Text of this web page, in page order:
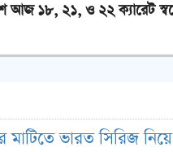
আজ ১৮, ২১, ও ২২ ক্যারেট
মাটিতে ভারত সিরিজ নিয়ে